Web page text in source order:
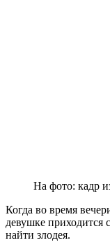
На фото: кадр
Когда во время
девушке приходится
найти злодея.